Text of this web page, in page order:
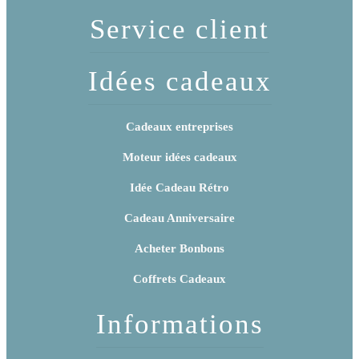
Service client
Idées cadeaux
Cadeaux entreprises
Moteur idées cadeaux
Idée Cadeau Rétro
Cadeau Anniversaire
Acheter Bonbons
Coffrets Cadeaux
Informations